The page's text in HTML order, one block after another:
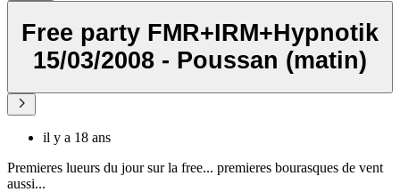
Free party FMR+IRM+Hypnotik
15/03/2008 - Poussan (matin)
il y a 18 ans
Premieres lueurs du jour sur la free... premieres bourasques de vent
aussi...